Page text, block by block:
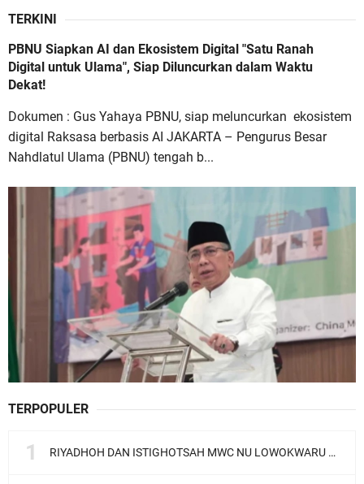
TERKINI
PBNU Siapkan AI dan Ekosistem Digital "Satu Ranah
Digital untuk Ulama", Siap Diluncurkan dalam Waktu
Dekat!
Dokumen : Gus Yahaya PBNU, siap meluncurkan ekosistem
digital Raksasa berbasis AI JAKARTA – Pengurus Besar
Nahdlatul Ulama (PBNU) tengah b...
TERPOPULER
RIYADHOH DAN ISTIGHOTSAH MWC NU LOWOKWARU Menyambut Muktamar NU ke-35, Meneguhkan Sanad Laku Para Muassis